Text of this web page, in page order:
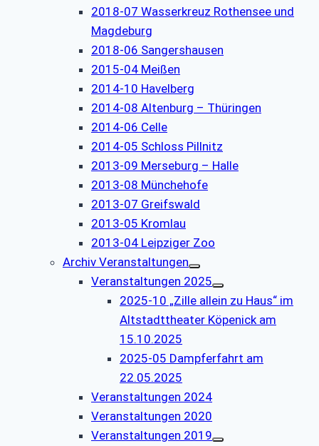
2018-07 Wasserkreuz Rothensee und
Magdeburg
2018-06 Sangershausen
2015-04 Meißen
2014-10 Havelberg
2014-08 Altenburg – Thüringen
2014-06 Celle
2014-05 Schloss Pillnitz
2013-09 Merseburg – Halle
2013-08 Münchehofe
2013-07 Greifswald
2013-05 Kromlau
2013-04 Leipziger Zoo
Archiv Veranstaltungen
Veranstaltungen 2025
2025-10 „Zille allein zu Haus“ im
Altstadttheater Köpenick am
15.10.2025
2025-05 Dampferfahrt am
22.05.2025
Veranstaltungen 2024
Veranstaltungen 2020
Veranstaltungen 2019